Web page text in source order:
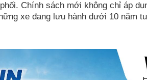
Chính sách mới không chỉ áp
xe đang lưu hành dưới 10 năm